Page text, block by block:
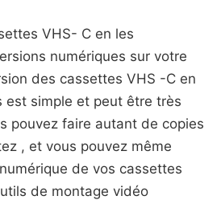
VHS- C en les
numériques sur votre
des cassettes VHS -C en
est simple et peut être très
pouvez faire autant de copies
, et vous pouvez même
de vos cassettes
de montage vidéo